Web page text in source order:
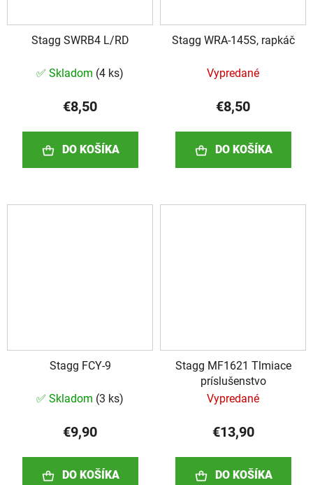
Stagg SWRB4 L/RD
✅ Skladom (4 ks)
€8,50
DO KOŠÍKA
Stagg WRA-145S, rapkáč
Vypredané
€8,50
DO KOŠÍKA
Stagg FCY-9
✅ Skladom (3 ks)
€9,90
DO KOŠÍKA
Stagg MF1621 Tlmiace
príslušenstvo
Vypredané
€13,90
DO KOŠÍKA